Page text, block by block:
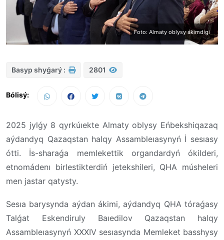
Foto: Almaty oblysy ákimdigi
Basyp shyǵarý : 2801
Bólisý:
2025 jylǵy 8 qyrkúıekte Almaty oblysy Eńbekshiqazaq
aýdandyq Qazaqstan halqy Assambleıasynyń İ sesıasy
ótti. İs-sharaǵa memlekettik organdardyń ókilderi,
etnomádenı birlestikterdiń jetekshileri, QHA músheleri
men jastar qatysty.
Sesıa barysynda aýdan ákimi, aýdandyq QHA tóraǵasy
Talǵat Eskendiruly Baıedilov Qazaqstan halqy
Assambleıasynyń XXXIV sesıasynda Memleket basshysy